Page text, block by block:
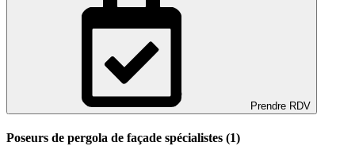
Prendre RDV
Poseurs de pergola de façade spécialistes (1)